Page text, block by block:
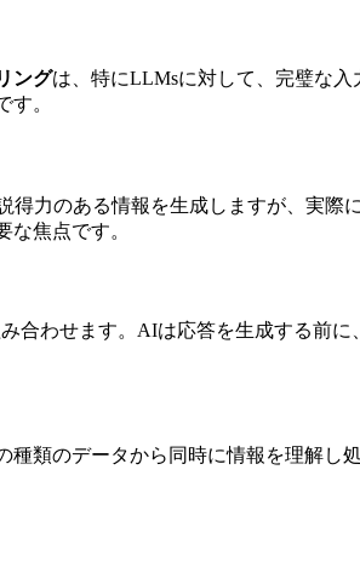
ングは、特にLLMsに対して、完璧な
。
得力のある情報を生成しますが、実
焦点です。
合わせます。AIは応答を生成する前
類のデータから同時に情報を理解し処